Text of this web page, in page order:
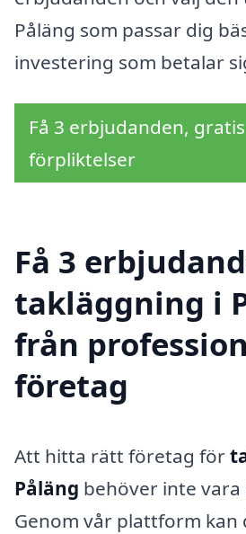
Påläng som passar dig
investering som betalar
Få 3 erbjudanden,
förpliktelser
Få 3
takläggning i
från
företag
Att hitta rätt företag för
Påläng behöver inte
Genom vår plattform kan